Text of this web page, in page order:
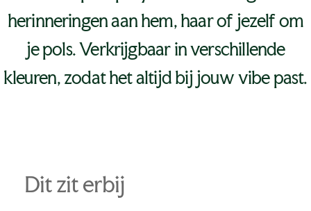
herinneringen aan hem, haar of jezelf om
je pols. Verkrijgbaar in verschillende
kleuren, zodat het altijd bij jouw vibe past.
Dit zit erbij